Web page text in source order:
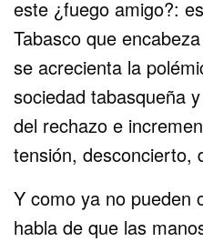
este ¿fuego amigo?:
Tabasco que
se acrecienta la
sociedad tabasqueña
del rechazo e
tensión, desconcierto,
Y como ya no pueden
habla de que las